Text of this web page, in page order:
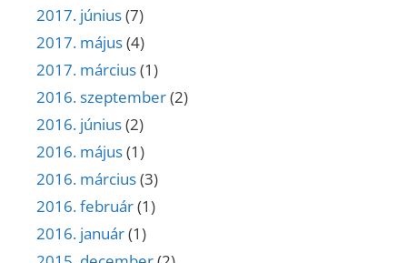
2017. június(7)
2017. május(4)
2017. március(1)
2016. szeptember(2)
2016. június(2)
2016. május(1)
2016. március(3)
2016. február(1)
2016. január(1)